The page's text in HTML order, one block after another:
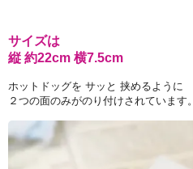
サイズは
縦 約22cm 横7.5cm
ホットドッグを サッと 挟めるように
２つの面のみがのり付けされています。